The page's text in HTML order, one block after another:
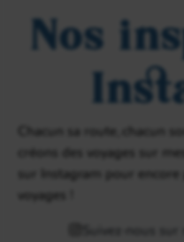
Nos
Chacun sa route, chacun
créons des voyages sur
sur Instagram pour
voyages !